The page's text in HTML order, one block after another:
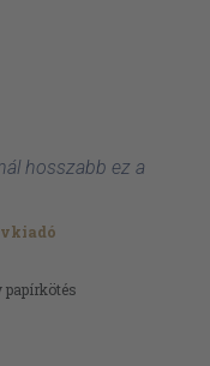
hosszabb ez a
papírkötés